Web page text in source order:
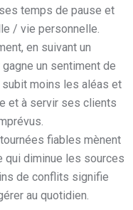
temps de pause et
/ vie personnelle.
en suivant un
un sentiment de
moins les aléas et
et à servir ses clients
fiables mènent
qui diminue les sources
de conflits signifie
au quotidien.